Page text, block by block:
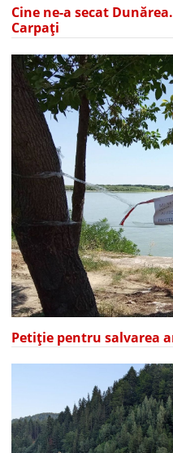
Cine ne-a secat
Carpați
Petiție pentru salvarea